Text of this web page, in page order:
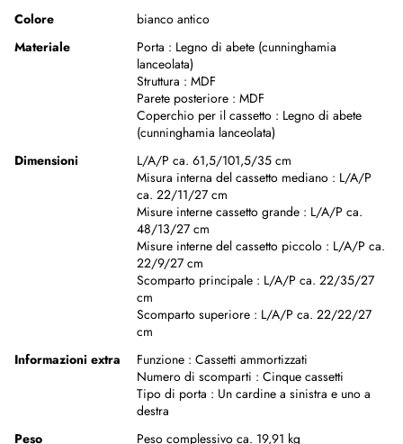
Colore
bianco antico
Materiale
Porta : Legno di abete (cunninghamia
lanceolata)
Struttura : MDF
Parete posteriore : MDF
Coperchio per il cassetto : Legno di abete
(cunninghamia lanceolata)
Dimensioni
L/A/P ca. 61,5/101,5/35 cm
Misura interna del cassetto mediano : L/A/P
ca. 22/11/27 cm
Misure interne cassetto grande : L/A/P ca.
48/13/27 cm
Misure interne del cassetto piccolo : L/A/P ca.
22/9/27 cm
Scomparto principale : L/A/P ca. 22/35/27
cm
Scomparto superiore : L/A/P ca. 22/22/27
cm
Informazioni extra
Funzione : Cassetti ammortizzati
Numero di scomparti : Cinque cassetti
Tipo di porta : Un cardine a sinistra e uno a
destra
Peso
Peso complessivo ca. 19,91 kg